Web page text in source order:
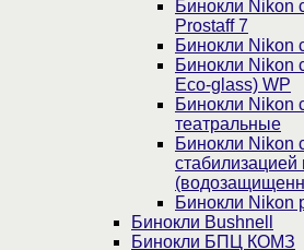
Бинокли Nikon
Prostaff 7
Бинокли Nikon
Бинокли Nikon
Eco-glass) WP
Бинокли Nikon
театральные
Бинокли Nikon
Бинокли Nikon
Бинокли Bushnell
Бинокли БПЦ КОМЗ